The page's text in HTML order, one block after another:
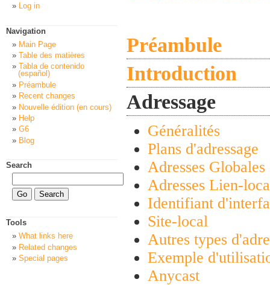
Préambule
Introduction
Adressage
Généralités
Plans d'adressage
Adresses Globales
Adresses Lien-
Identifiant
Site-local
Autres types
Exemple
Anycast
Log in
Navigation
Main Page
Table des matières
Tabla de contenido
(español)
Préambule
Recent changes
Nouvelle édition (en cours)
Help
G6
Blog
Search
Tools
What links here
Related changes
Special pages